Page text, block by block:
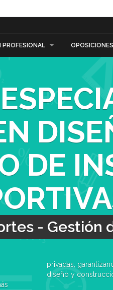
PROFESIONAL OPOSICIONES
DE
- Gestión
privadas,
diseño y